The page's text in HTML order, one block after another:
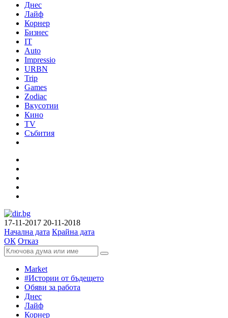
Днес
Лайф
Корнер
Бизнес
IT
Auto
Impressio
URBN
Trip
Games
Zodiac
Вкусотии
Кино
TV
Събития
17-11-2017 20-11-2018
Начална дата Крайна дата
ОК Отказ
Market
#Истории от бъдещето
Обяви за работа
Днес
Лайф
Корнер